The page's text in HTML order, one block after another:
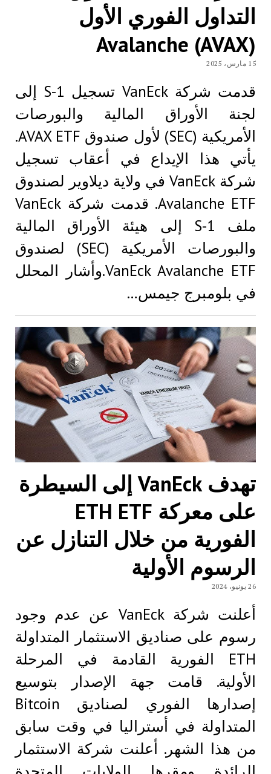
التداول الفوري الأول
Avalanche (AVAX)
15 مارس، 2025
قدمت شركة VanEck تسجيل S-1 إلى
لجنة الأوراق المالية والبورصات
الأمريكية (SEC) لأول صندوق AVAX ETF.
يأتي هذا الإيداع في أعقاب تسجيل
شركة VanEck في ولاية ديلاوير لصندوق
Avalanche ETF. قدمت شركة VanEck
ملف S-1 إلى هيئة الأوراق المالية
والبورصات الأمريكية (SEC) لصندوق
VanEck Avalanche ETF.وأشار المحلل
في بلومبرج جيمس…
تهدف VanEck إلى السيطرة
على معركة ETH ETF
الفورية من خلال التنازل عن
الرسوم الأولية
26 يونيو، 2024
أعلنت شركة VanEck عن عدم وجود
رسوم على صناديق الاستثمار المتداولة
ETH الفورية القادمة في المرحلة
الأولية. قامت جهة الإصدار بتوسيع
إصدارها الفوري لصناديق Bitcoin
المتداولة في أستراليا في وقت سابق
من هذا الشهر. أعلنت شركة الاستثمار